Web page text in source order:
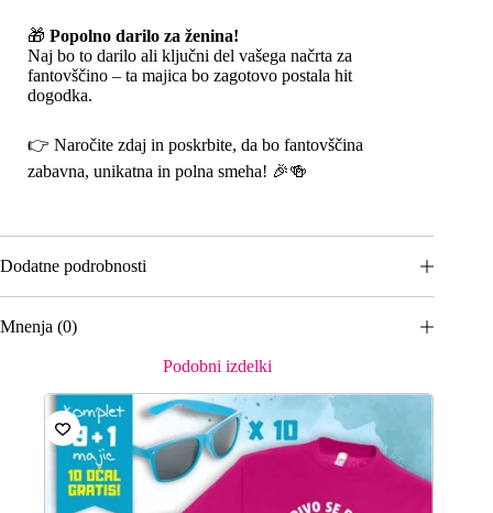
🎁 Popolno darilo za ženina!
Naj bo to darilo ali ključni del vašega načrta za
fantovščino – ta majica bo zagotovo postala hit
dogodka.
👉 Naročite zdaj in poskrbite, da bo fantovščina
zabavna, unikatna in polna smeha! 🎉🍻
Dodatne podrobnosti
Mnenja (0)
Podobni izdelki